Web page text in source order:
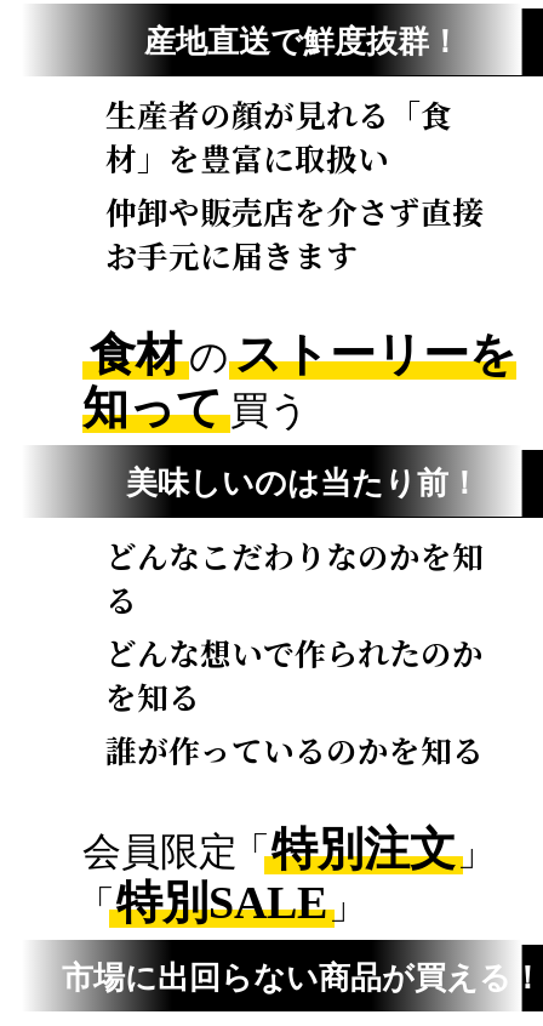
産地直送で鮮度抜群！
生産者の顔が見れる「食
材」を豊富に取扱い
仲卸や販売店を介さず直接
お手元に届きます
食材の ストーリーを
知って買う
美味しいのは当たり前！
どんなこだわりなのかを知
る
どんな想いで作られたのか
を知る
誰が作っているのかを知る
会員限定「特別注文」
「特別SALE」
市場に出回らない商品が買える！